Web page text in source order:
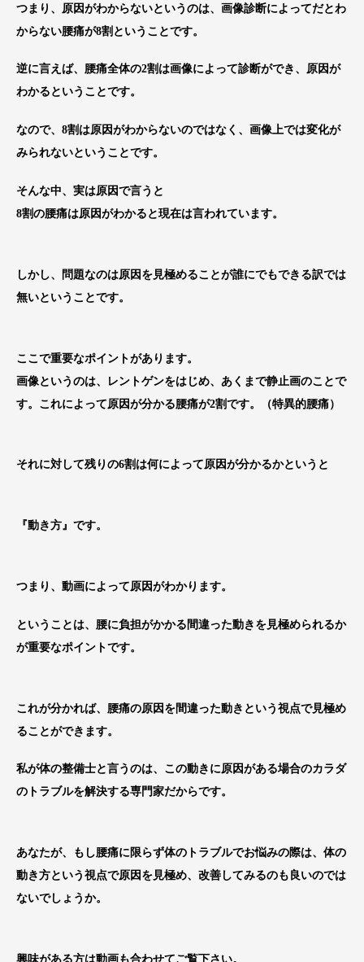
つまり、原因がわからないというのは、画像診断によってだとわ
からない腰痛が8割ということです。
逆に言えば、腰痛全体の2割は画像によって診断ができ、原因が
わかるということです。
なので、8割は原因がわからないのではなく、画像上では変化が
みられないということです。
そんな中、実は原因で言うと
8割の腰痛は原因がわかると現在は言われています。
しかし、問題なのは原因を見極めることが誰にでもできる訳では
無いということです。
ここで重要なポイントがあります。
画像というのは、レントゲンをはじめ、あくまで静止画のことで
す。これによって原因が分かる腰痛が2割です。（特異的腰痛）
それに対して残りの6割は何によって原因が分かるかというと
『動き方』です。
つまり、動画によって原因がわかります。
ということは、腰に負担がかかる間違った動きを見極められるか
が重要なポイントです。
これが分かれば、腰痛の原因を間違った動きという視点で見極め
ることができます。
私が体の整備士と言うのは、この動きに原因がある場合のカラダ
のトラブルを解決する専門家だからです。
あなたが、もし腰痛に限らず体のトラブルでお悩みの際は、体の
動き方という視点で原因を見極め、改善してみるのも良いのでは
ないでしょうか。
興味がある方は動画も合わせてご覧下さい。